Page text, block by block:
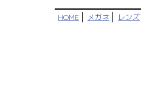
HOME メガネ レンズ